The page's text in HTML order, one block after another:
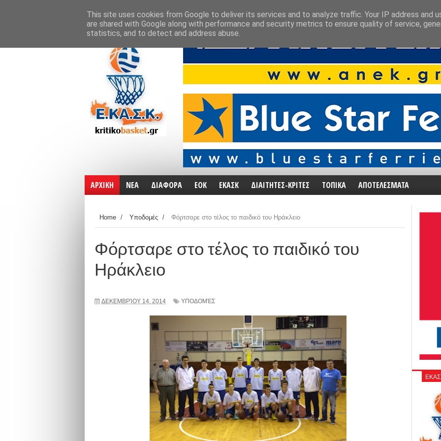
ΑΡΧΙΚΗ ΝΕΑ ΔΙΑΦΟΡΑ ΕΟΚ ΕΚΑΣΚ ΔΙΑΙΤΗΤΕΣ-ΚΡΙΤΕΣ ΤΟΠΙΚΑ ΑΠΟΤΕΛΕΣΜΑΤΑ
Home / Υποδομές / Φόρτσαρε στο τέλος το παιδικό του Ηράκλειο
Φόρτσαρε στο τέλος το παιδικό του
Ηράκλειο
ΔΕΚΕΜΒΡΊΟΥ 14, 2014 ΥΠΟΔΟΜΈΣ
This site uses cookies from Google to deliver its services and to analyze traffic. Your IP address and
are shared with Google along with performance and security metrics to ensure quality of service,
statistics, and to detect and address abuse.